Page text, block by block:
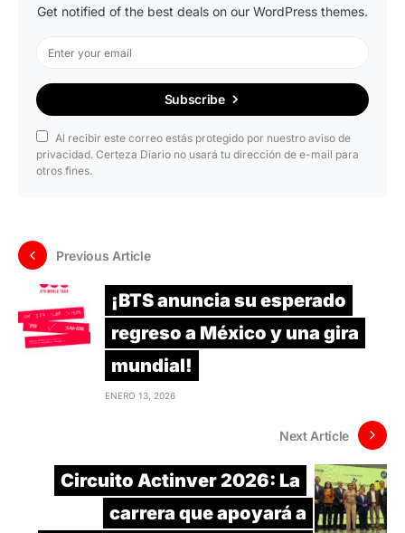
Get notified of the best deals on our WordPress themes.
Subscribe
Al recibir este correo estás protegido por nuestro aviso de
privacidad. Certeza Diario no usará tu dirección de e-mail para
otros fines.
Previous Article
¡BTS anuncia su esperado
regreso a México y una gira
mundial!
ENERO 13, 2026
Next Article
Circuito Actinver 2026: La
carrera que apoyará a